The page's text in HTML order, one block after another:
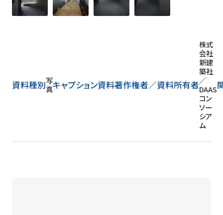
資料種別写
真キャプション資料著作権者／資料所有者
株式
会社
新建
築社
／
DAAS
コン
ソー
シア
ム